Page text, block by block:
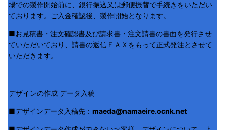
場での製作開始前に、銀行振込又は郵便振替で手続きをいただい
ております。ご入金確認後、製作開始となります。
■お見積書・注文確認書及び請求書・注文請書の書面を発行させ
ていただいており、請書の返信ＦＡＸをもって正式発注とさせて
いただきます。
デザインの作成 データ入稿
■デザインデータ入稿先： maeda@namaeire.ocnk.net